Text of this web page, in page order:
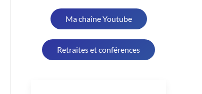
Ma chaîne Youtube
Retraites et conférences